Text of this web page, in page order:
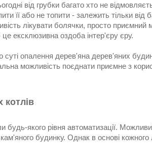
від грубки багато хто не
її або не топити - залежить тільки від
лікувати болячки, просто приємний
ексклюзивна оздоба інтер'єру єру.
опалення дерев'яна дерев'яних
можливість поєднати приємне з
котлів
якого рівня автоматизації.
будинку. Однак в основі